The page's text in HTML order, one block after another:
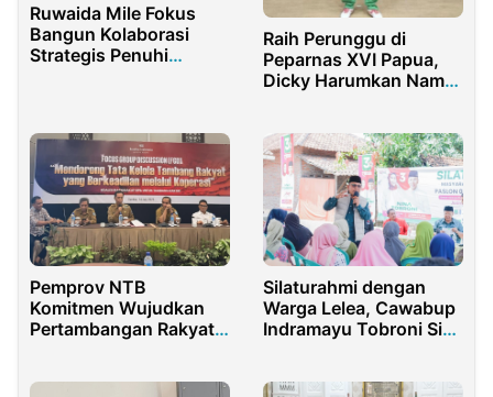
Ruwaida Mile Fokus
Bangun Kolaborasi
Strategis Penuhi
Raih Perunggu di
Peparnas XVI Papua,
Dicky Harumkan Nama
Pemprov NTB
Komitmen Wujudkan
Pertambangan Rakyat
Silaturahmi dengan
Warga Lelea, Cawabup
Indramayu Tobroni Siap